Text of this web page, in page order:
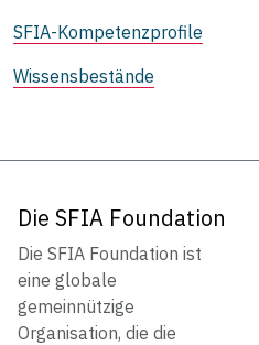
SFIA-Kompetenzprofile
Wissensbestände
Die SFIA Foundation
Die SFIA Foundation ist
eine globale
gemeinnützige
Organisation, die die